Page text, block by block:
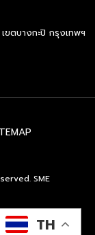
นสถานีบริการ
ทบุรีและ
การผู้จัดการ
ริษัท […]
ตบางกะปิ กรุงเทพฯ
SME
TH